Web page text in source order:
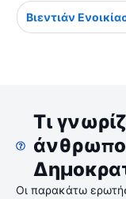
Βιεντιάν
Τι
Οι παρακάτω